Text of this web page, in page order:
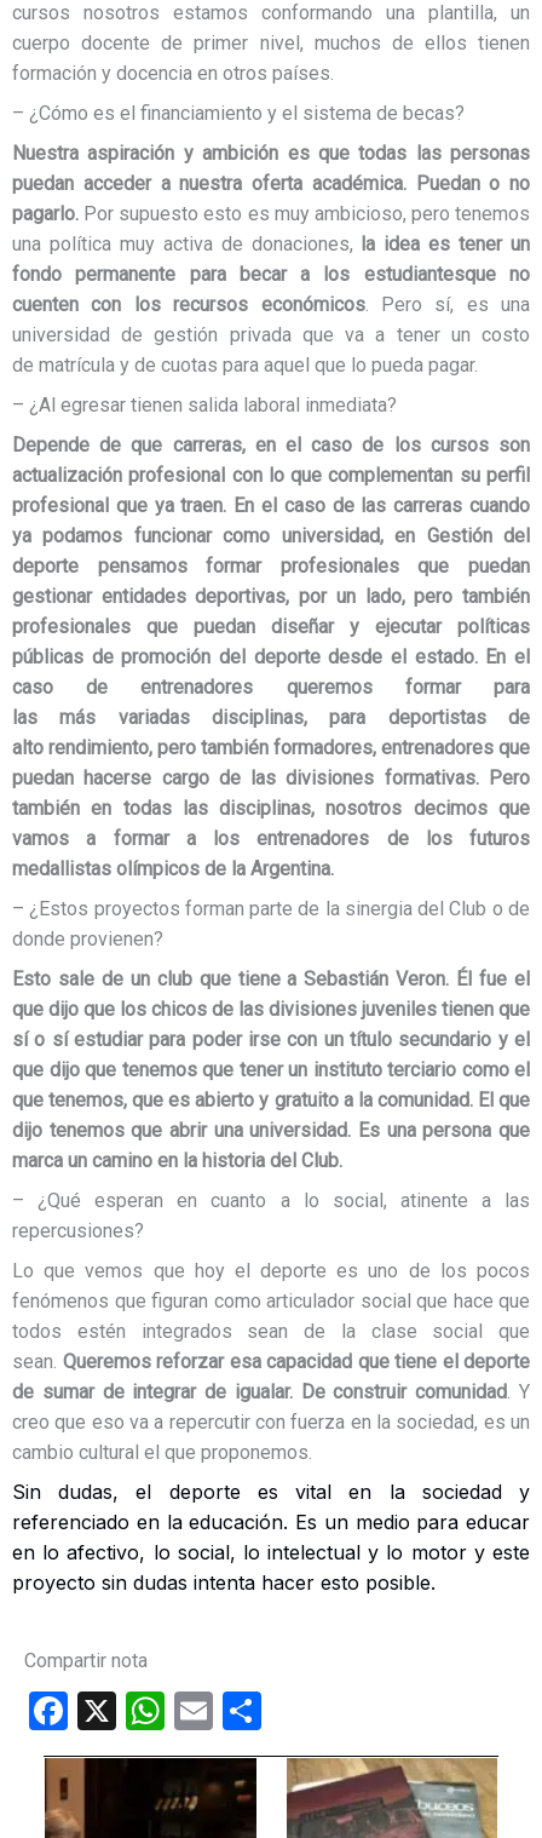
cursos nosotros estamos conformando una plantilla, un
cuerpo docente de primer nivel, muchos de ellos tienen
formación y docencia en otros países.
– ¿Cómo es el financiamiento y el sistema de becas?
Nuestra aspiración y ambición es que todas las personas
puedan acceder a nuestra oferta académica. Puedan o no
pagarlo. Por supuesto esto es muy ambicioso, pero tenemos
una política muy activa de donaciones, la idea es tener un
fondo permanente
para becar a los estudiantesque no
cuenten con los recursos económicos. Pero sí, es una
universidad de gestión privada que va a tener un costo
de matrícula y de cuotas para aquel que lo pueda pagar.
– ¿Al egresar tienen salida laboral inmediata?
Depende de que carreras, en el caso de los cursos son
actualización profesional con lo que complementan su perfil
profesional que ya traen. En el caso de las carreras cuando
ya podamos funcionar como universidad, en Gestión del
deporte pensamos formar profesionales que puedan
gestionar entidades deportivas, por un lado, pero también
profesionales que puedan diseñar y ejecutar políticas
públicas de promoción del deporte desde el estado. En el
caso de entrenadores queremos formar para
las más variadas disciplinas, para deportistas de
alto rendimiento, pero también formadores, entrenadores que
puedan hacerse cargo de las divisiones formativas. Pero
también en todas las disciplinas, nosotros decimos que
vamos a formar a los entrenadores de los futuros
medallistas olímpicos de la Argentina.
– ¿Estos proyectos forman parte de la sinergia del Club o de
donde provienen?
Esto sale de un club que tiene a Sebastián Veron. Él fue el
que dijo que los chicos de las divisiones juveniles tienen que
sí o sí estudiar para poder irse con un título secundario y el
que dijo que tenemos que tener un instituto terciario como el
que tenemos, que es abierto y gratuito a la comunidad. El que
dijo tenemos que abrir una universidad. Es una persona que
marca un camino en la historia del Club.
– ¿Qué esperan en cuanto a lo social, atinente a las
repercusiones?
Lo que vemos que hoy el deporte es uno de los pocos
fenómenos que figuran como articulador social que hace que
todos estén integrados sean de la clase social que
sean. Queremos reforzar esa capacidad que tiene el deporte
de sumar de integrar de igualar. De construir comunidad. Y
creo que eso va a repercutir con fuerza en la sociedad, es un
cambio cultural el que proponemos.
Sin dudas, el deporte es vital en la sociedad y
referenciado en la educación. Es un medio para educar
en lo afectivo, lo social, lo intelectual y lo motor y este
proyecto sin dudas intenta hacer esto posible.
Compartir nota
F
a
b
X
W
h
at
s
E
m
ail
o
m